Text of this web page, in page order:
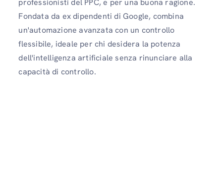
Fondata da ex dipendenti di Google, combina
un'automazione avanzata con un controllo
flessibile, ideale per chi desidera la potenza
dell'intelligenza artificiale senza rinunciare alla
capacità di controllo.